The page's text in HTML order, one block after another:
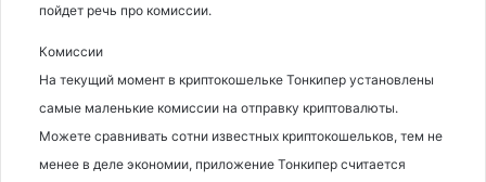
пойдет речь про комиссии.
Комиссии
На текущий момент в криптокошельке Тонкипер установлены
самые маленькие комиссии на отправку криптовалюты.
Можете сравнивать сотни известных криптокошельков, тем не
менее в деле экономии, приложение Тонкипер считается